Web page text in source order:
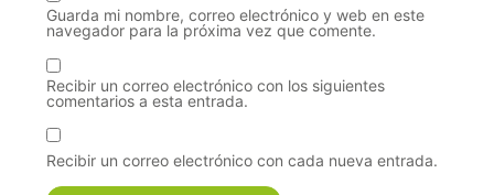
Guarda mi nombre, correo electrónico y web en este
navegador para la próxima vez que comente.
Recibir un correo electrónico con los siguientes
comentarios a esta entrada.
Recibir un correo electrónico con cada nueva entrada.